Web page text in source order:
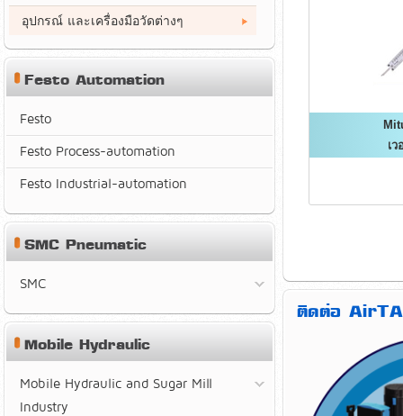
เ
ติดต่อ
อุปกรณ์ และเครื่องมือวัดต่างๆ
Festo Automation
Festo
Festo Process-automation
Festo Industrial-automation
SMC Pneumatic
SMC
Mobile Hydraulic
Mobile Hydraulic and Sugar Mill
Industry